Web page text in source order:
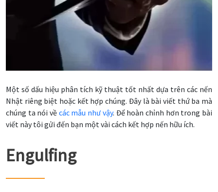
Một số dấu hiệu phân tích kỹ thuật tốt nhất dựa trên các nến
Nhật riêng biệt hoặc kết hợp chúng. Đây là bài viết thứ ba mà
chúng ta nói về các mẫu như vậy. Để hoàn chỉnh hơn trong bài
viết này tôi gửi đến bạn một vài cách kết hợp nến hữu ích.
Engulfing